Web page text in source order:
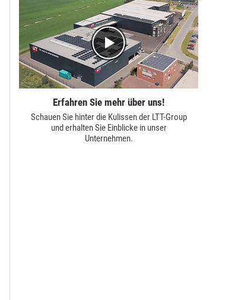
Erfahren Sie mehr über uns!
Schauen Sie hinter die Kulissen der LTT-Group
und erhalten Sie Einblicke in unser
Unternehmen.